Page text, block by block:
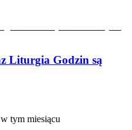
Liturgia Godzin są
tym miesiącu